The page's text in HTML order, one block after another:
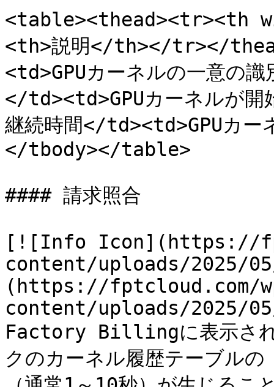
<table><thead><tr><th
<th>説明</th></tr></
<td>GPUカーネルの一意
</td><td>GPUカーネルが
継続時間</td><td>GPUカ
</tbody></table>
#### 請求照合
[![Info Icon](https://
content/uploads/
(https://fptcloud.com/
content/uploads/
Factory Billingに表示され
クのカーネル履歴テーブル